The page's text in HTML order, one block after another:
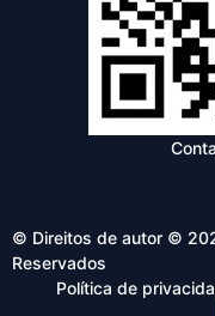
© Direitos de autor ©
Reservados
Política de